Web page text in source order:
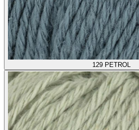
129 PETROL